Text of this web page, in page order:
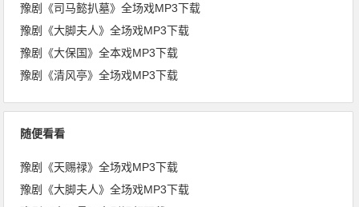
豫剧《司马懿扒墓》全场戏MP3下载
豫剧《大脚夫人》全场戏MP3下载
豫剧《大保国》全本戏MP3下载
豫剧《清风亭》全场戏MP3下载
随便看看
豫剧《天赐禄》全场戏MP3下载
豫剧《大脚夫人》全场戏MP3下载